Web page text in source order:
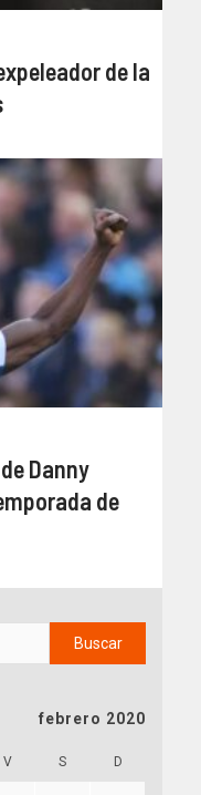
de la
Danny
de
febrero 2020
V S D